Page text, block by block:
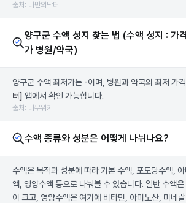
출처: 나만의닥터
양구군 수액 성지 찾는 법 (수액 성지 : 가
가 병원/약국)
양구군 수액 최저가는 -이며, 병원과 약국의 최저 가
터] 앱에서 확인 가능합니다.
출처: 나무위키
수액 종류와 성분은 어떻게 나뉘나요?
수액은 목적과 성분에 따라 기본 수액, 포도당수액,
액, 영양수액 등으로 나눠볼 수 있습니다. 일반 수액은
이 크고, 영양수액은 여기에 비타민, 아미노산, 미네